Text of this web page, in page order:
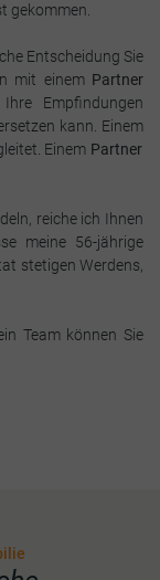
gekommen.
Entscheidung Sie
mit einemPartner
Empfindungen
kann. Einem
Einem Partner
reiche ich Ihnen
meine 56-jährige
stetigen Werdens,
Team können Sie